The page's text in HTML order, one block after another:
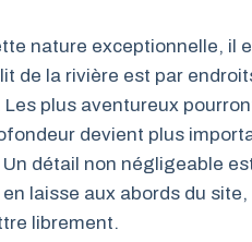
nature exceptionnelle, il
de la rivière est par
plus aventureux
devient plus
Un détail non négligeable
laisse aux abords du
librement.